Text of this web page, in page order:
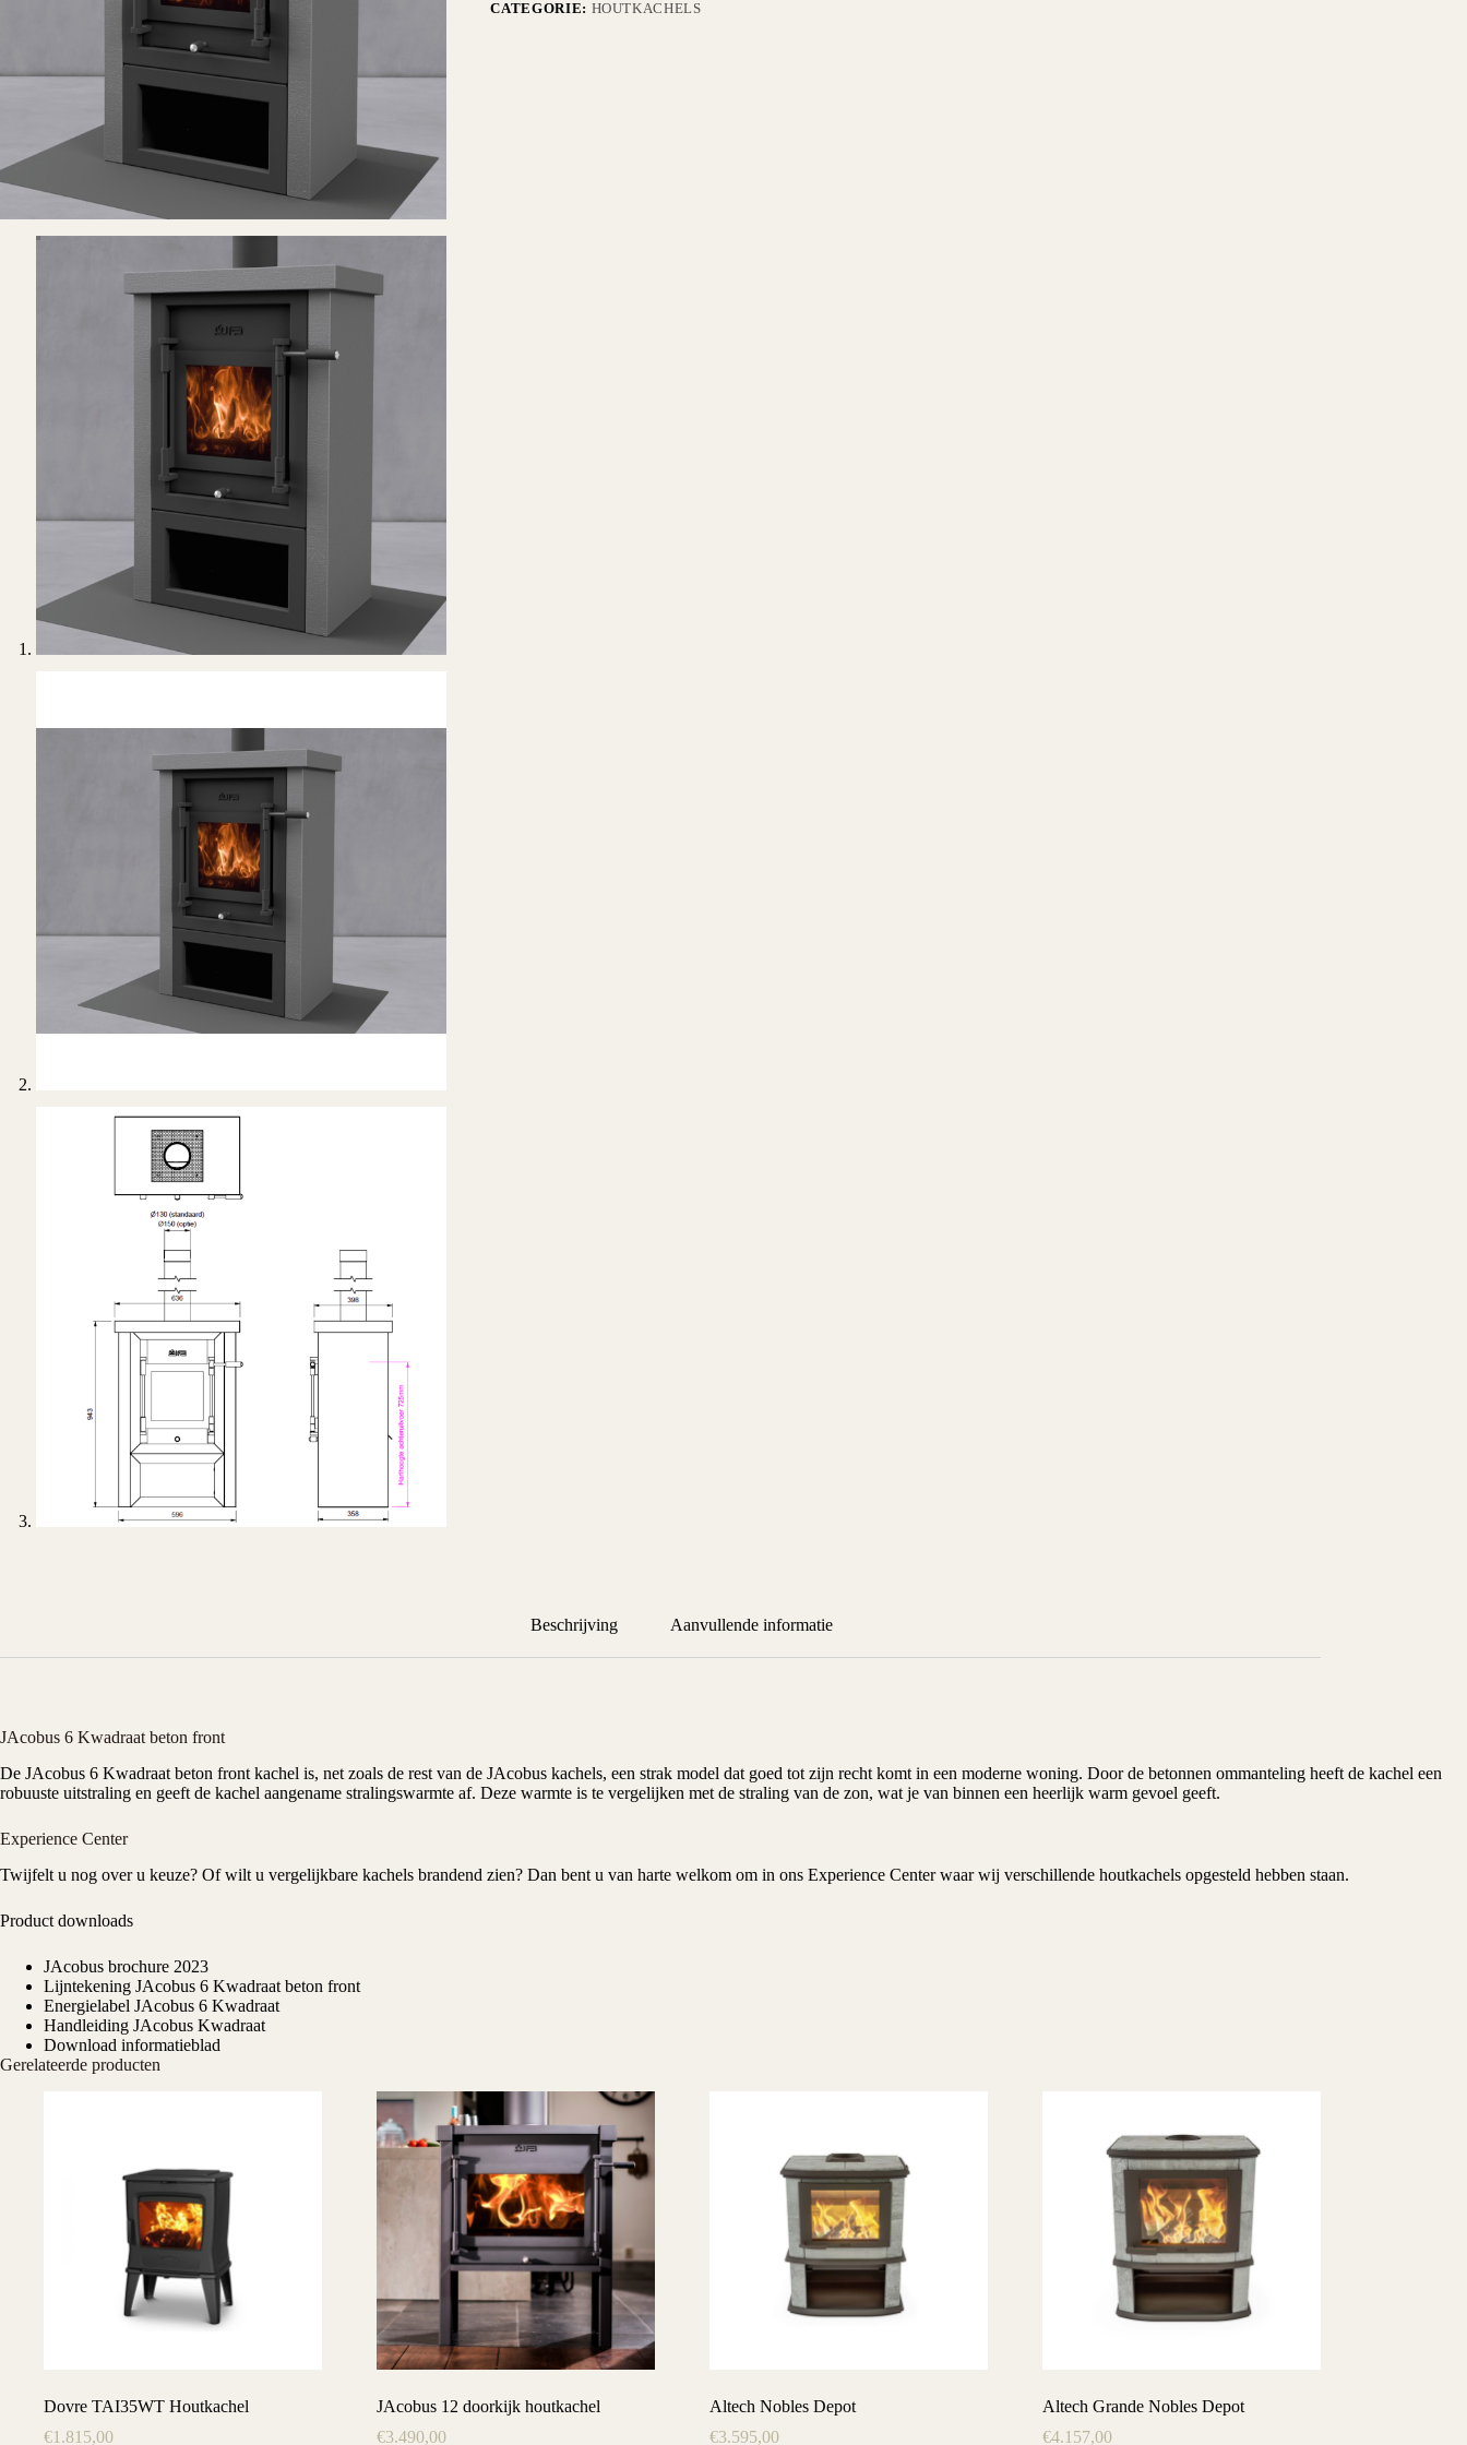
CATEGORIE: HOUTKACHELS
Beschrijving Aanvullende informatie
JAcobus 6 Kwadraat beton front
De JAcobus 6 Kwadraat beton front kachel is, net zoals de rest van de JAcobus kachels, een strak model dat goed tot zijn recht komt in een moderne woning. Door de betonnen ommanteling heeft de kachel een
robuuste uitstraling en geeft de kachel aangename stralingswarmte af. Deze warmte is te vergelijken met de straling van de zon, wat je van binnen een heerlijk warm gevoel geeft.
Experience Center
Twijfelt u nog over u keuze? Of wilt u vergelijkbare kachels brandend zien? Dan bent u van harte welkom om in ons Experience Centerwaar wij verschillende houtkachels opgesteld hebben staan.
Product downloads
JAcobus brochure 2023
Lijntekening JAcobus 6 Kwadraat beton front
Energielabel JAcobus 6 Kwadraat
Handleiding JAcobus Kwadraat
Download informatieblad
Gerelateerde producten
Dovre TAI35WT Houtkachel
€1.815,00
JAcobus 12 doorkijk houtkachel
€3.490,00
Altech Nobles Depot
€3.595,00
Altech Grande Nobles Depot
€4.157,00